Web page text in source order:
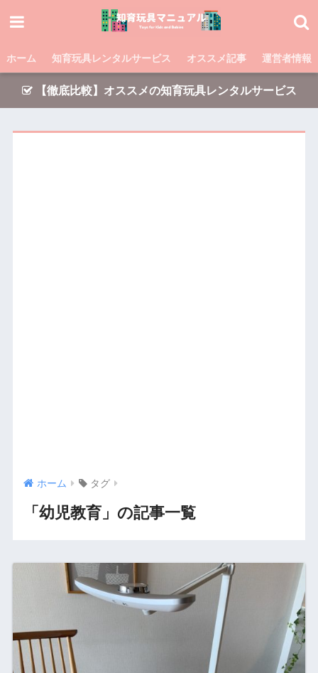
ホーム 知育玩具レンタルサービス オススメ記事 運営者情報
【徹底比較】オススメの知育玩具レンタルサービス
ホーム タグ
「幼児教育」の記事一覧